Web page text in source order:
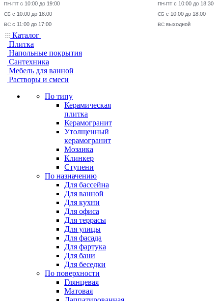
ПН-ПТ с 10:00 до 19:00
СБ с 10:00 до 18:00
ВС с 11:00 до 17:00
ПН-ПТ с 10:00 до 18:30
СБ с 10:00 до 18:00
ВС выходной
Каталог
Плитка
Напольные покрытия
Сантехника
Мебель для ванной
Растворы и смеси
По типу
Керамическая
плитка
Керамогранит
Утолщенный
керамогранит
Мозаика
Клинкер
Ступени
По назначению
Для бассейна
Для ванной
Для кухни
Для офиса
Для террасы
Для улицы
Для фасада
Для фартука
Для бани
Для беседки
По поверхности
Глянцевая
Матовая